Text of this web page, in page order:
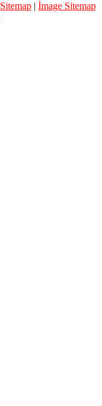
Sitemap | İmage Sitemap